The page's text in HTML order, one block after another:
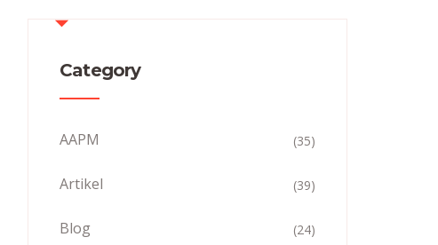
Category
AAPM (35)
Artikel (39)
Blog (24)